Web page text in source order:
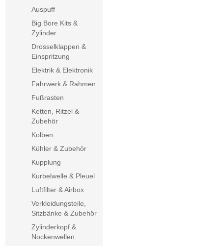
Auspuff
Big Bore Kits &
Zylinder
Drosselklappen &
Einspritzung
Elektrik & Elektronik
Fahrwerk & Rahmen
Fußrasten
Ketten, Ritzel &
Zubehör
Kolben
Kühler & Zubehör
Kupplung
Kurbelwelle & Pleuel
Luftfilter & Airbox
Verkleidungsteile,
Sitzbänke & Zubehör
Zylinderkopf &
Nockenwellen